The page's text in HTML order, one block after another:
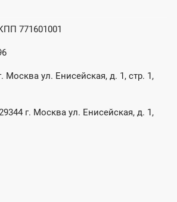
771601001
Москва ул. Енисейская, д. 1, стр. 1,
г. Москва ул. Енисейская, д. 1,